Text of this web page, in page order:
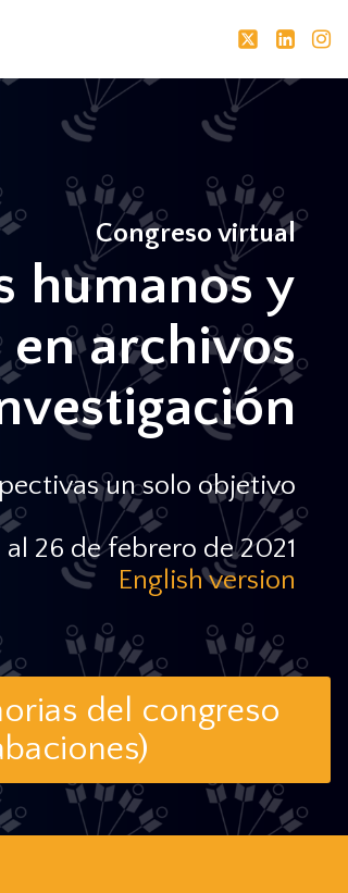
Congreso virtual
humanos y
archivos
un solo objetivo
al 26 de febrero de 2021
English version
del congreso